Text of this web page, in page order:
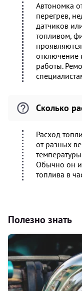
Автономка
перегрев,
датчиков
топливом,
отключение
работы.
Сколько
Расход
от разных
Обычно он
топлива в
Полезно знать